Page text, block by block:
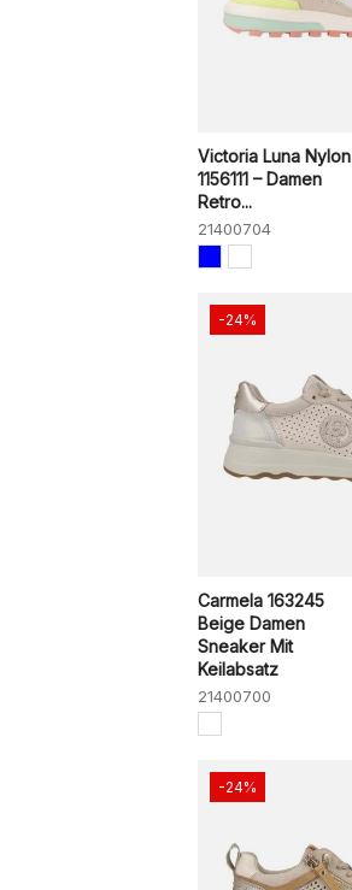
Victoria Luna Nylon
1156111 – Damen
Retro...
21400704
Carmela 163245
Beige Damen
Sneaker Mit
Keilabsatz
21400700
-24%
-24%